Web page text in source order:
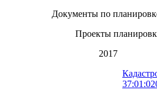
Документы по
Проекты
2017